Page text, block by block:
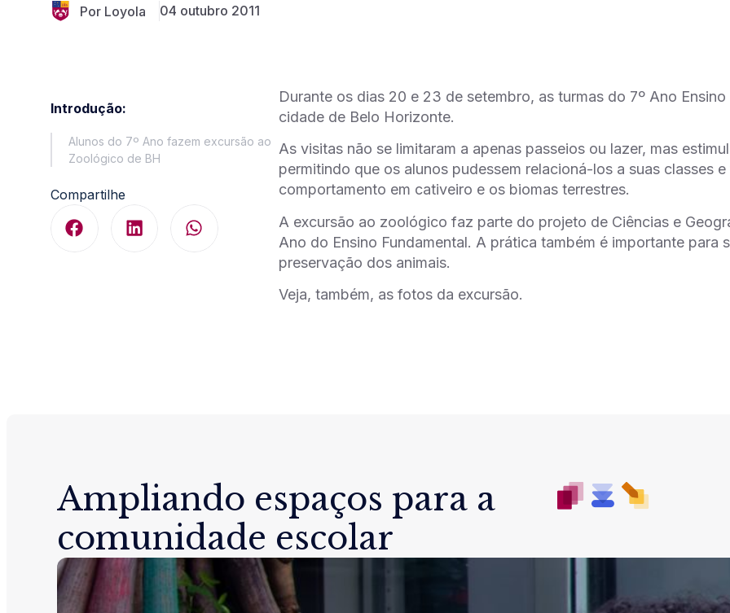
Por Loyola 04 outubro 2011
Introdução:
Alunos do 7º Ano fazem excursão ao
Zoológico de BH
Compartilhe
Durante os dias 20 e 23 de setembro, as turmas do 7º Ano
cidade de Belo Horizonte.
As visitas não se limitaram a apenas passeios ou lazer, mas
permitindo que os alunos pudessem relacioná-los a suas classes
comportamento em cativeiro e os biomas terrestres.
A excursão ao zoológico faz parte do projeto de Ciências e
Ano do Ensino Fundamental. A prática também é importante para
preservação dos animais.
Veja, também, as fotos da excursão.
Ampliando espaços para a
comunidade escolar